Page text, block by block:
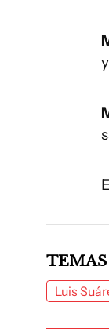
TEMAS
Luis